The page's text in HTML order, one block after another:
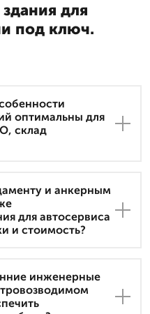
для
под ключ.
оптимальны для
склад
и анкерным
для автосервиса
и стоимость?
инженерные